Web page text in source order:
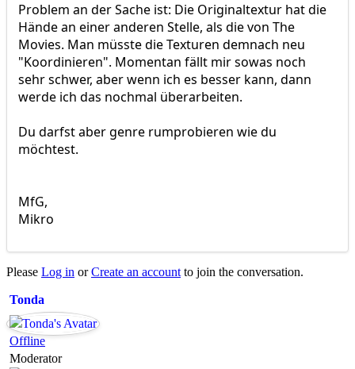
Problem an der Sache ist: Die Originaltextur hat die
Hände an einer anderen Stelle, als die von The
Movies. Man müsste die Texturen demnach neu
"Koordinieren". Momentan fällt mir sowas noch
sehr schwer, aber wenn ich es besser kann, dann
werde ich das nochmal überarbeiten.
Du darfst aber genre rumprobieren wie du
möchtest.
MfG,
Mikro
Please Log in orCreate an account to join the conversation.
Tonda
Offline
Moderator